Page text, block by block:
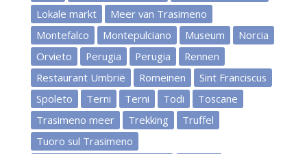
Lokale markt
Meer van Trasimeno
Montefalco
Montepulciano Museum
Norcia
Orvieto
Perugia Perugia
Rennen
Restaurant Umbrië
Romeinen
Sint Franciscus
Spoleto
Terni Terni Todi
Toscane
Trasimeno meer
Trekking
Truffel
Tuoro sul Trasimeno